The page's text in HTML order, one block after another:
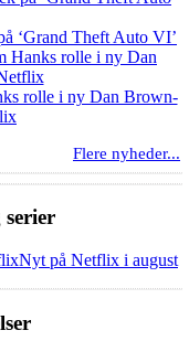
‘Grand Theft Auto VI’
rolle i ny Dan Brown-
Flere nyheder...
Nyt på Netflix i august